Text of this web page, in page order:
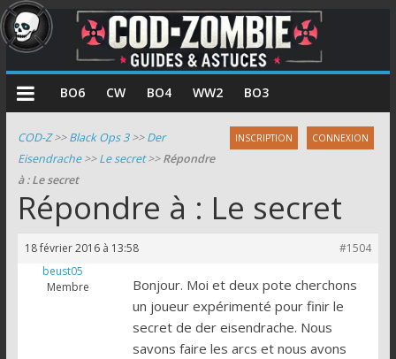
COD
Zombie
Guides
et
astuces
le
mode
zombie
BO6 CW BO4 WW2 BO3
INSCRIPTION CONNEXION
COD-Z>>Black Ops 3>>Der
Eisendrache>>Le secret>>Répondre
à : Le secret
Répondre à : Le secret
18 février 2016 à 13:58
#1504
beust05
Membre
Bonjour. Moi et deux pote cherchons
un joueur expérimenté pour finir le
secret de der eisendrache. Nous
savons faire les arcs et nous avons